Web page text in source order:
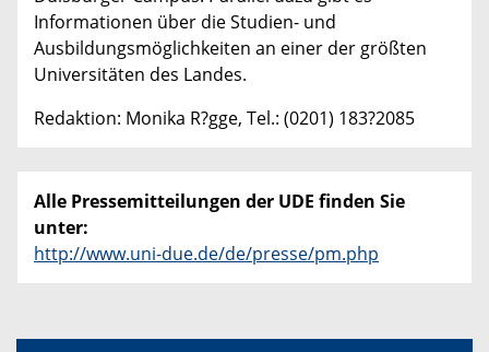
Informationen über die Studien- und
Ausbildungsmöglichkeiten an einer der größten
Universitäten des Landes.
Redaktion: Monika R?gge, Tel.: (0201) 183?2085
Alle Pressemitteilungen der UDE finden Sie
unter:
http://www.uni-due.de/de/presse/pm.php